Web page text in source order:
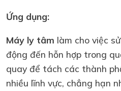
Ứng dụng:
Máy ly tâm làm cho việc
động đến hỗn hợp trong
quay để tách các thành
nhiều lĩnh vực, chẳng hạn